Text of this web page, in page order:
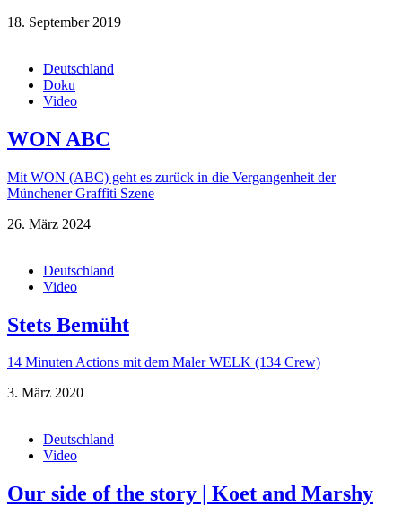
18. September 2019
Deutschland
Doku
Video
WON ABC
Mit WON (ABC) geht es zurück in die Vergangenheit der
Münchener Graffiti Szene
26. März 2024
Deutschland
Video
Stets Bemüht
14 Minuten Actions mit dem Maler WELK (134 Crew)
3. März 2020
Deutschland
Video
Our side of the story | Koet and Marshy